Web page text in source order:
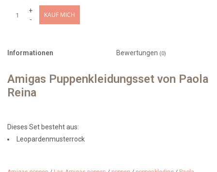
+
-
KAUF MICH
Informationen Bewertungen (0)
Amigas Puppenkleidungsset von Paola
Reina
Dieses Set besteht aus:
Leopardenmusterrock